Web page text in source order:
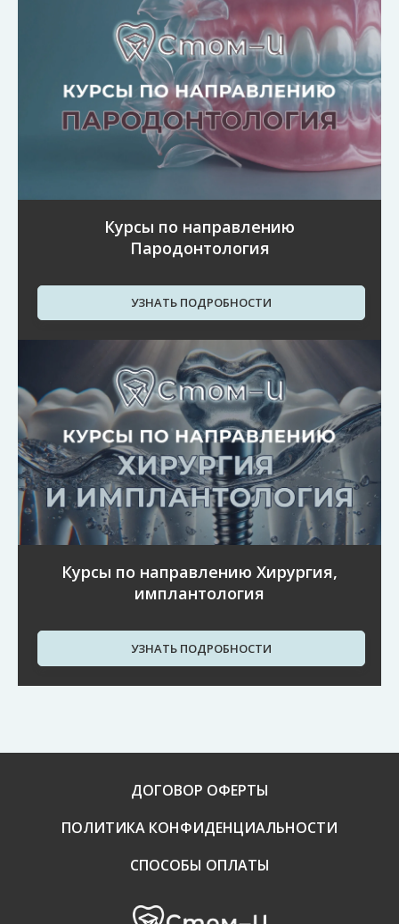
Курсы по направлению
Пародонтология
УЗНАТЬ ПОДРОБНОСТИ
Курсы по направлению Хирургия,
имплантология
УЗНАТЬ ПОДРОБНОСТИ
ДОГОВОР ОФЕРТЫ
ПОЛИТИКА КОНФИДЕНЦИАЛЬНОСТИ
СПОСОБЫ ОПЛАТЫ